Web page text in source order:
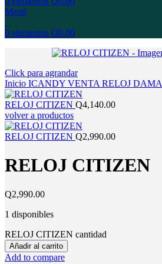
Menú
0 elementos Q0.00
Click para agrandar
Inicio ICANDY VENTA RELOJ DAMA
RELOJ CITIZEN Q4,140.00
volver a productos
RELOJ CITIZEN Q2,990.00
RELOJ CITIZEN
Q2,990.00
1 disponibles
RELOJ CITIZEN cantidad
Añadir al carrito
Add to compare